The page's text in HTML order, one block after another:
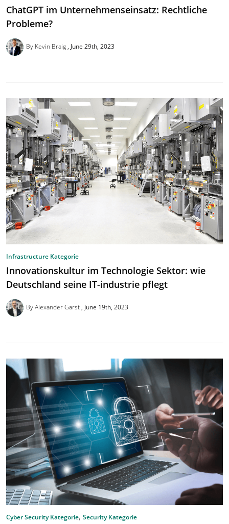
ChatGPT im Unternehmenseinsatz: Rechtliche
Probleme?
By Kevin Braig June 29th, 2023
Infrastructure Kategorie
Innovationskultur im Technologie Sektor: wie
Deutschland seine IT-industrie pflegt
By Alexander Garst June 19th, 2023
Cyber Security Kategorie, Security Kategorie